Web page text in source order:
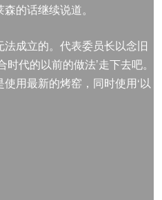
的话继续说道。
法成立的。代表委员长以念旧
代的以前的做法’走下去吧。
用最新的烤窑，同时使用‘以